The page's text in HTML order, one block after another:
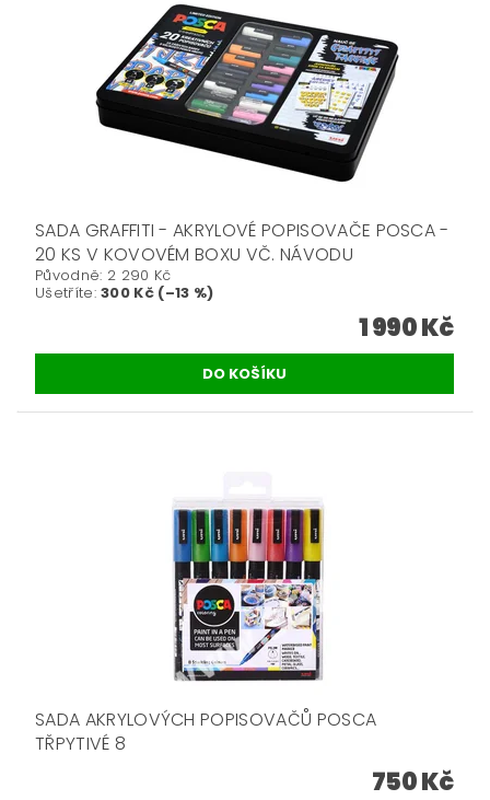
SADA GRAFFITI - AKRYLOVÉ POPISOVAČE POSCA -
20 KS V KOVOVÉM BOXU VČ. NÁVODU
Původně: 2 290 Kč
Ušetříte:300 Kč (–13 %)
1 990 Kč
SADA AKRYLOVÝCH POPISOVAČŮ POSCA
TŘPYTIVÉ 8
750 Kč